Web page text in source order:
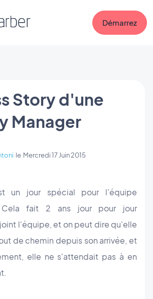
Démarrez
Story d'une
Manager
le Mercredi 17 Juin 2015
un jour spécial pour l'équipe
Cela fait 2 ans jour pour jour
l'équipe, et on peut dire qu'elle
de chemin depuis son arrivée, et
elle ne s'attendait pas à en